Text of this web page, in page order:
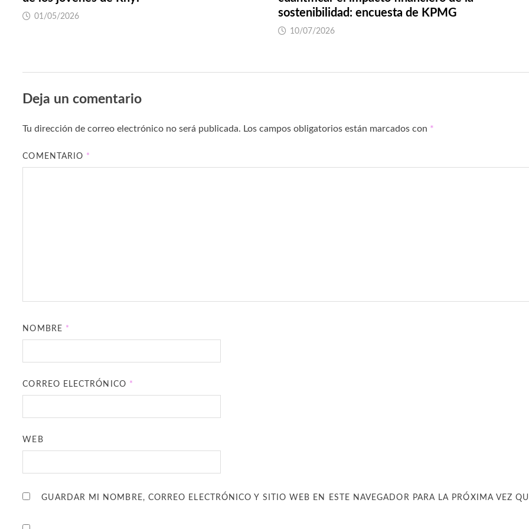
01/05/2026
sostenibilidad: encuesta de KPMG
10/07/2026
Deja un comentario
Tu dirección de correo electrónico no será publicada. Los campos obligatorios están marcados con *
COMENTARIO *
NOMBRE *
CORREO ELECTRÓNICO *
WEB
GUARDAR MI NOMBRE, CORREO ELECTRÓNICO Y SITIO WEB EN ESTE NAVEGADOR PARA LA PRÓXIMA VEZ